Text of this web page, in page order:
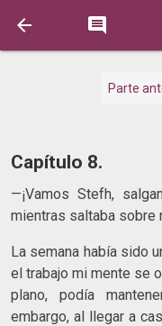
 
Parte
Capítulo 8.
—¡Vamos Stefh,
mientras saltaba sobre
La semana había sido
el trabajo mi mente se
plano, podía
embargo, al llegar a